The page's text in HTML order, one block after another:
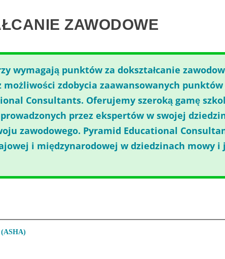
ZAWODOWE
wymagają punktów za dokształcanie
możliwości zdobycia zaawansowanych
Consultants. Oferujemy szeroką gamę
przez ekspertów w swojej
zawodowego. Pyramid Educational
i międzynarodowej w dziedzinach mowy i
(ASHA)